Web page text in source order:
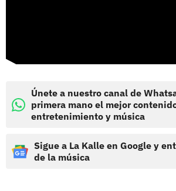
Únete a nuestro canal de
primera mano el mejor
entretenimiento y música
Sigue a La Kalle en Google y
de la música